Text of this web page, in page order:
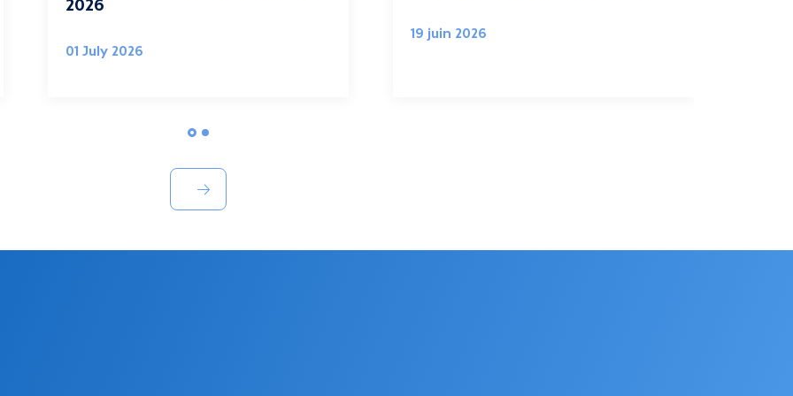
2026
01 July 2026
19 juin 2026